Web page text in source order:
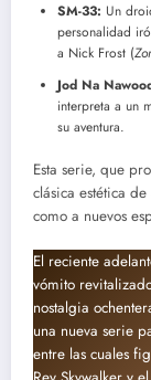
SM-33: Un
personalidad
a Nick Frost (
Jod Na
interpreta a un
su aventura.
Esta serie, que
clásica estética
como a nuevos
El reciente
vómito
nostalgia
una nueva serie
entre las cuales